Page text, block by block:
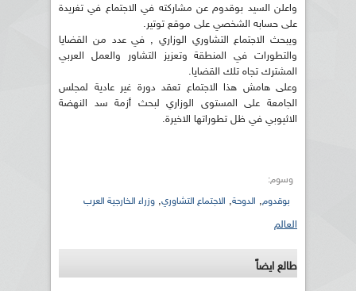
واعلن السيد بوقدوم عن مشاركته في الاجتماع في تغريدة
على حسابه الشخصي على موقع توتير.
ويبحث الاجتماع التشاوري الوزاري , في عدد من القضايا
والتطورات في المنطقة وتعزيز التشاور والعمل العربي
المشترك تجاه تلك القضايا.
وعلى هامش هذا الاجتماع تعقد دورة غير عادية لمجلس
الجامعة على المستوى الوزاري لبحث أزمة سد النهضة
الاثيوبي في ظل تطوراتها الاخيرة.
وسوم:
بوقدوم, الدوحة, الاجتماع التشاوري, وزراء الخارجية العرب
العالم
طالع ايضاً